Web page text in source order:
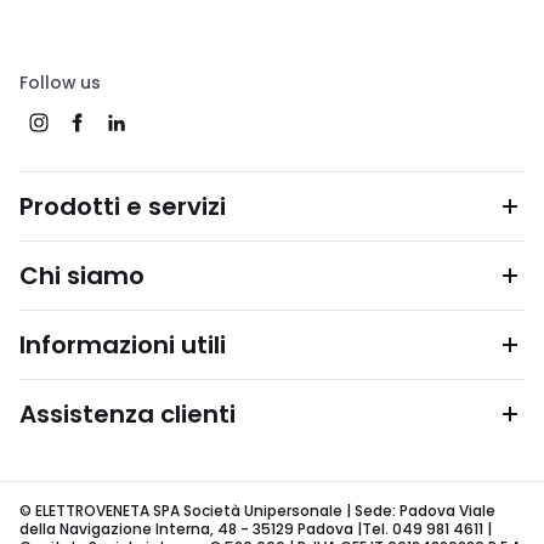
Follow us
Prodotti e servizi
Chi siamo
Informazioni utili
Assistenza clienti
© ELETTROVENETA SPA Società Unipersonale | Sede: Padova Viale
della Navigazione Interna, 48 - 35129 Padova |Tel. 049 981 4611 |